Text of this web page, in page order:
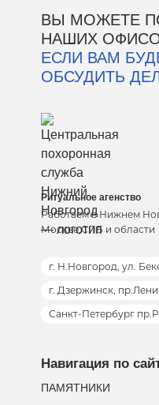
ВЫ МОЖЕТЕ
НАШИХ
ЕСЛИ ВАМ
ОБСУДИТЬ
Ритуальное агенство
Работаем в Нижнем
Москве,СПБ и области
г. Н.Новгород, ул.
г. Дзержинск,
Санкт-Петербург
Навигация по
ПАМЯТНИКИ